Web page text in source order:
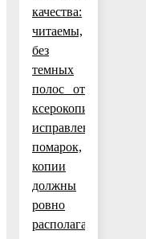
качества:
читаемы,
без
темных
полос от
ксерокопии,
исправлений,
помарок,
копии
должны
ровно
располагаться